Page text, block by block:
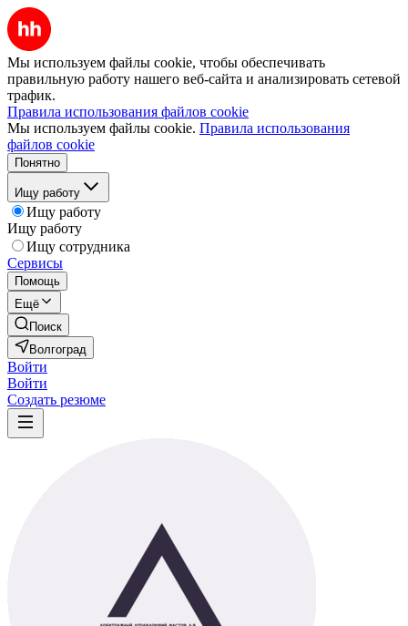
Мы используем файлы cookie, чтобы обеспечивать
правильную работу нашего веб-сайта и анализировать сетевой
трафик.
Правила использования файлов cookie
Мы используем файлы cookie. Правила использования
файлов cookie
Понятно
Ищу работу
Ищу работу
Ищу работу
Ищу сотрудника
Сервисы
Помощь
Ещё
Поиск
Волгоград
Войти
Войти
Создать резюме